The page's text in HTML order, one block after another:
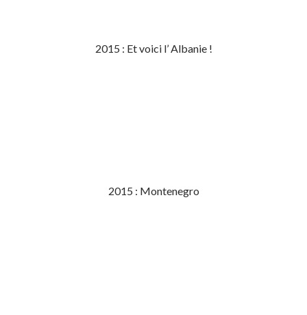
2015 : Et voici l’ Albanie !
2015 : Montenegro